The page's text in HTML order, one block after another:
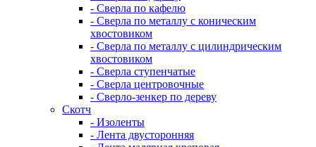
- Сверла по кафелю
- Сверла по металлу с коническим
хвостовиком
- Сверла по металлу с цилиндрическим
хвостовиком
- Сверла ступенчатые
- Сверла центровочные
- Сверло-зенкер по дереву
Скотч
- Изоленты
- Лента двусторонняя